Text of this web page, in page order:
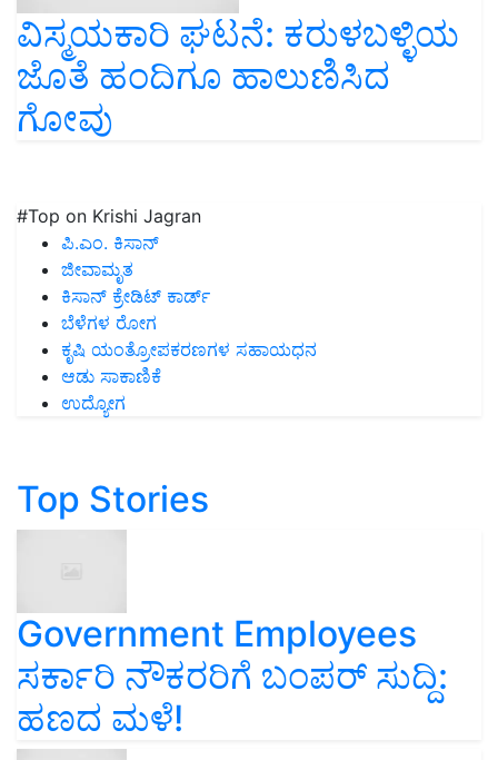
ವಿಸ್ಮಯಕಾರಿ ಘಟನೆ: ಕರುಳಬಳ್ಳಿಯ
ಜೊತೆ ಹಂದಿಗೂ ಹಾಲುಣಿಸಿದ
ಗೋವು
#Top on Krishi Jagran
ಪಿ.ಎಂ. ಕಿಸಾನ್
ಜೀವಾಮೃತ
ಕಿಸಾನ್ ಕ್ರೇಡಿಟ್ ಕಾರ್ಡ್
ಬೆಳೆಗಳ ರೋಗ
ಕೃಷಿ ಯಂತ್ರೋಪಕರಣಗಳ ಸಹಾಯಧನ
ಆಡು ಸಾಕಾಣಿಕೆ
ಉದ್ಯೋಗ
Top Stories
Government Employees
ಸರ್ಕಾರಿ ನೌಕರರಿಗೆ ಬಂಪರ್‌ ಸುದ್ದಿ:
ಹಣದ ಮಳೆ!